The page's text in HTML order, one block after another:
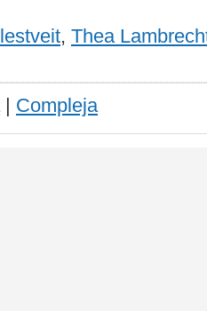
, Thea
| Compleja